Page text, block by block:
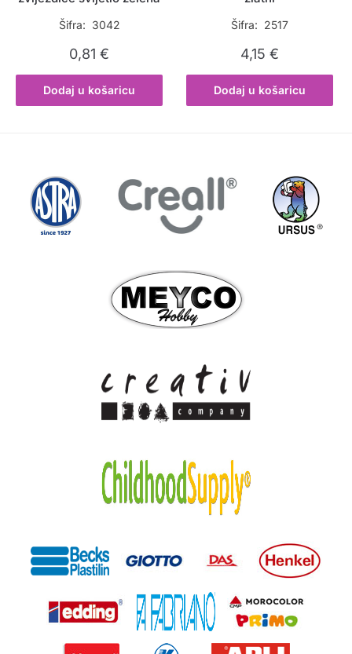
Šifra: 3042
0,81€
Dodaj u košaricu
Šifra: 2517
4,15€
Dodaj u košaricu